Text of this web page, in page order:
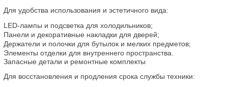
Для удобства использования и эстетичного вида:
LED-лампы и подсветка для холодильников;
Панели и декоративные накладки для дверей;
Держатели и полочки для бутылок и мелких предметов;
Элементы отделки для внутреннего пространства.
Запасные детали и ремонтные комплекты
Для восстановления и продления срока службы техники: